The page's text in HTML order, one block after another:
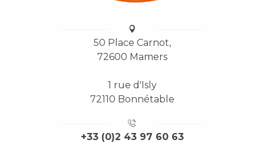
50 Place Carnot,
72600 Mamers
1 rue d'Isly
72110 Bonnétable
+33 (0)2 43 97 60 63